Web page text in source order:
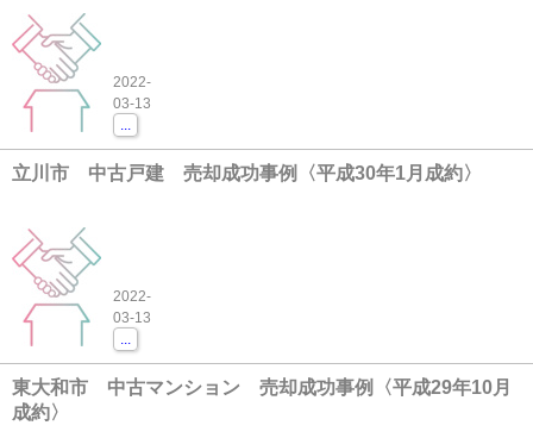
2022-
03-13
...
立川市 中古戸建 売却成功事例〈平成30年1月成約〉
2022-
03-13
...
東大和市 中古マンション 売却成功事例〈平成29年10月
成約〉